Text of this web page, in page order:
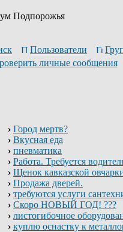
Подпорожья
Пользователи
личные сообщения
› Город мертв?
› Вкусная еда
› пневматика
› Работа. Требуется
› Щенок кавказской
› Продажа дверей.
› требуются услуги
› Скоро НОВЫЙ ГОД! ???
› листогибочное
› куплю оснастку к